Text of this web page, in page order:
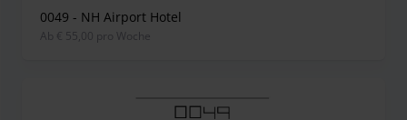
0049 - NH Airport Hotel
ab € 55,00 pro Woche